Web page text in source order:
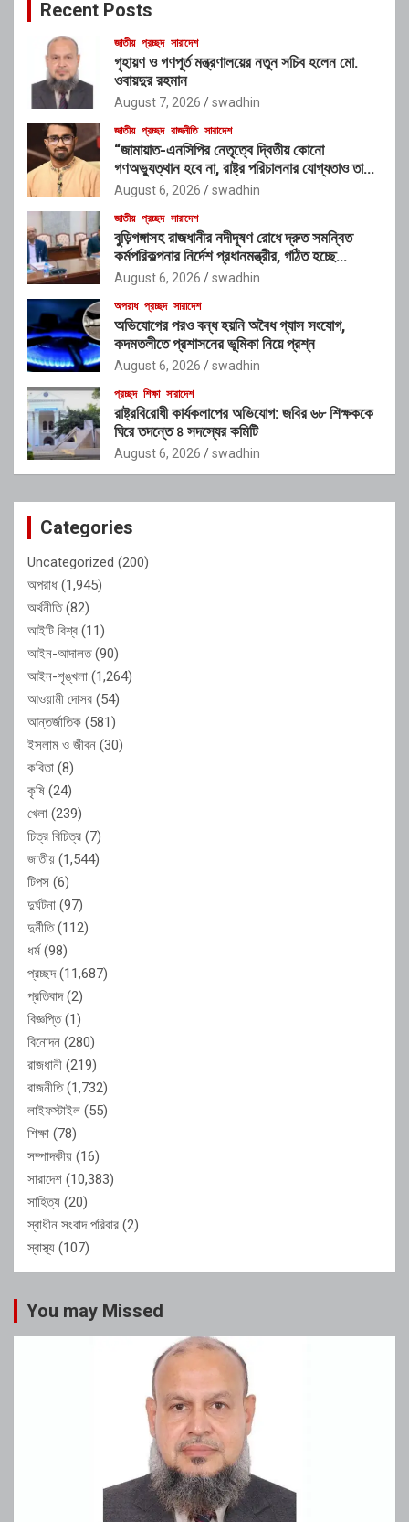
Recent Posts
জাতীয় প্রচ্ছদ সারাদেশ
গৃহায়ণ ও গণপূর্ত মন্ত্রণালয়ের নতুন সচিব হলেন মো.
ওবায়দুর রহমান
August 7, 2026 swadhin
জাতীয় প্রচ্ছদ রাজনীতি সারাদেশ
“জামায়াত-এনসিপির নেতৃত্বে দ্বিতীয় কোনো
গণঅভ্যুত্থান হবে না, রাষ্ট্র পরিচালনার যোগ্যতাও তাদের
নেই”: রাশেদ খাঁনের
August 6, 2026 swadhin
জাতীয় প্রচ্ছদ সারাদেশ
বুড়িগঙ্গাসহ রাজধানীর নদীদূষণ রোধে দ্রুত সমন্বিত
কর্মপরিকল্পনার নির্দেশ প্রধানমন্ত্রীর, গঠিত হচ্ছে
আন্তঃসংস্থা সমন্বয় কমিটি
August 6, 2026 swadhin
অপরাধ প্রচ্ছদ সারাদেশ
অভিযোগের পরও বন্ধ হয়নি অবৈধ গ্যাস সংযোগ,
কদমতলীতে প্রশাসনের ভূমিকা নিয়ে প্রশ্ন
August 6, 2026 swadhin
প্রচ্ছদ শিক্ষা সারাদেশ
রাষ্ট্রবিরোধী কার্যকলাপের অভিযোগ: জবির ৬৮ শিক্ষককে
ঘিরে তদন্তে ৪ সদস্যের কমিটি
August 6, 2026 swadhin
Categories
Uncategorized (200)
অপরাধ (1,945)
অর্থনীতি(82)
আইটি বিশ্ব (11)
আইন-আদালত(90)
আইন-শৃঙ্খলা (1,264)
আওয়ামী দোসর (54)
আন্তর্জাতিক (581)
ইসলাম ও জীবন (30)
কবিতা (8)
কৃষি (24)
খেলা (239)
চিত্র বিচিত্র (7)
জাতীয় (1,544)
টিপস (6)
দুর্ঘটনা (97)
দুর্নীতি(112)
ধর্ম(98)
প্রচ্ছদ(11,687)
প্রতিবাদ(2)
বিজ্ঞপ্তি(1)
বিনোদন (280)
রাজধানী (219)
রাজনীতি(1,732)
লাইফস্টাইল (55)
শিক্ষা (78)
সম্পাদকীয় (16)
সারাদেশ (10,383)
সাহিত্য (20)
স্বাধীন সংবাদ পরিবার (2)
স্বাস্থ্য (107)
You may Missed